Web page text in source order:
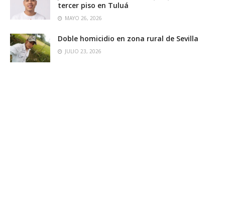
tercer piso en Tuluá
MAYO 26, 2026
Doble homicidio en zona rural de Sevilla
JULIO 23, 2026